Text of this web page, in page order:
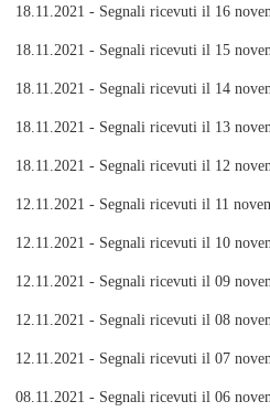
18.11.2021 - Segnali ricevuti il 16
18.11.2021 - Segnali ricevuti il 15
18.11.2021 - Segnali ricevuti il 14
18.11.2021 - Segnali ricevuti il 13
18.11.2021 - Segnali ricevuti il 12
12.11.2021 - Segnali ricevuti il 11
12.11.2021 - Segnali ricevuti il 10
12.11.2021 - Segnali ricevuti il 09
12.11.2021 - Segnali ricevuti il 08
12.11.2021 - Segnali ricevuti il 07
08.11.2021 - Segnali ricevuti il 06